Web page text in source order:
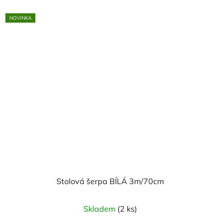
NOVINKA
Stolová šerpa BÍLÁ 3m/70cm
Skladem (2 ks)